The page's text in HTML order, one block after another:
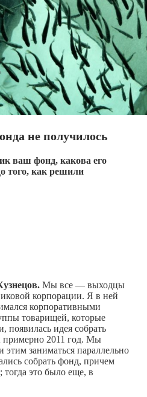
не получилось
ваш фонд, какова его
того, как решили
Мы все — выходцы
корпорации. Я в ней
корпоративными
товарищей, которые
появилась идея собрать
2011 год. Мы
этим заниматься параллельно
собрать фонд, причем
тогда это было еще, в